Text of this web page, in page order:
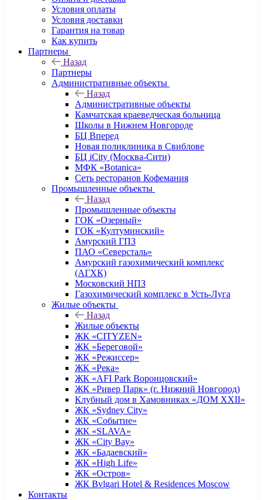
Условия оплаты
Условия доставки
Гарантия на товар
Как купить
Партнеры
Назад
Партнеры
Административные объекты
Назад
Административные объекты
Камчатская краеведческая больница
Школы в Нижнем Новгороде
БЦ Вперед
Новая поликлиника в Свиблове
БЦ iCity (Москва-Сити)
МФК «Botanica»
Сеть ресторанов Кофемания
Промышленные объекты
Назад
Промышленные объекты
ГОК «Озерный»
ГОК «Култуминский»
Амурский ГПЗ
ПАО «Северсталь»
Амурский газохимический комплекс
(АГХК)
Московский НПЗ
Газохимический комплекс в Усть-Луга
Жилые объекты
Назад
Жилые объекты
ЖК «CITYZEN»
ЖК «Береговой»
ЖК «Режиссер»
ЖК «Река»
ЖК «AFI Park Воронцовский»
ЖК «Ривер Парк» (г. Нижний Новгород)
Клубный дом в Хамовниках «ДОМ XXII»
ЖК «Sydney City»
ЖК «Событие»
ЖК «SLAVA»
ЖК «City Bay»
ЖК «Бадаевский»
ЖК «High Life»
ЖК «Остров»
ЖК Bvlgari Hotel & Residences Moscow
Контакты